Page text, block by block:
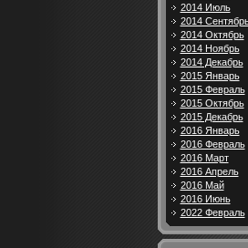
2014 Июль
2014
2014 Октябрь
2014 Ноябрь
2014 Декабрь
2015 Январь
2015 Февраль
2015 Октябрь
2015 Декабрь
2016 Январь
2016 Февраль
2016 Март
2016 Апрель
2016 Май
2016 Июнь
2022 Февраль